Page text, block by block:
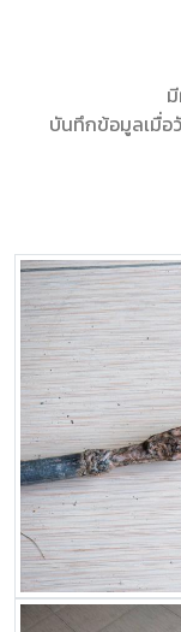
บันทึกข้อมูลเมื่อ